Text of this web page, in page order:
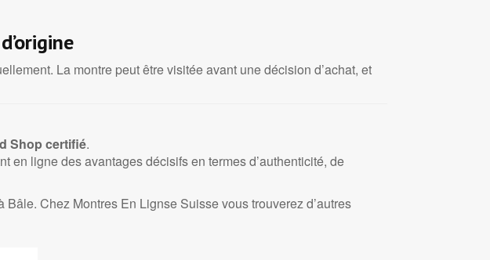
La montre peut être visitée avant une décision d’achat, et
Shop certifié.
en ligne des avantages décisifs en termes d’authenticité, de
Chez Montres En Lignse Suisse vous trouverez d’autres